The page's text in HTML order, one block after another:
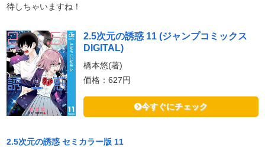
待しちゃいますね！
2.5次元の誘惑 11 (ジャンプコミックス
DIGITAL)
橋本悠(著)
価格：627円
今すぐにチェック
2.5次元の誘惑 セミカラー版 11